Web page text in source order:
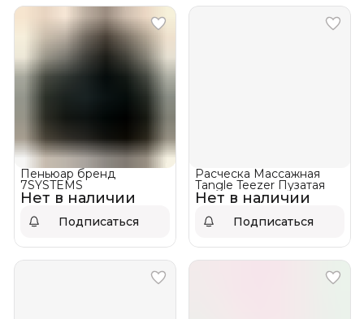
Нет в наличии
Пеньюар бренд
7SYSTEMS
Подписаться
Нет в наличии
Расческа Массажная
Tangle Teezer Пузатая
Подписаться